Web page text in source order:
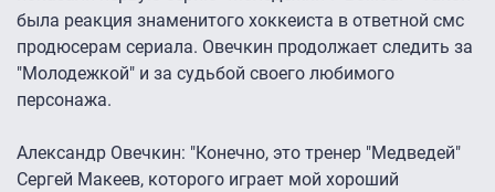
была реакция знаменитого хоккеиста в ответной смс
продюсерам сериала. Овечкин продолжает следить за
"Молодежкой" и за судьбой своего любимого
персонажа.
Александр Овечкин: "Конечно, это тренер "Медведей"
Сергей Макеев, которого играет мой хороший